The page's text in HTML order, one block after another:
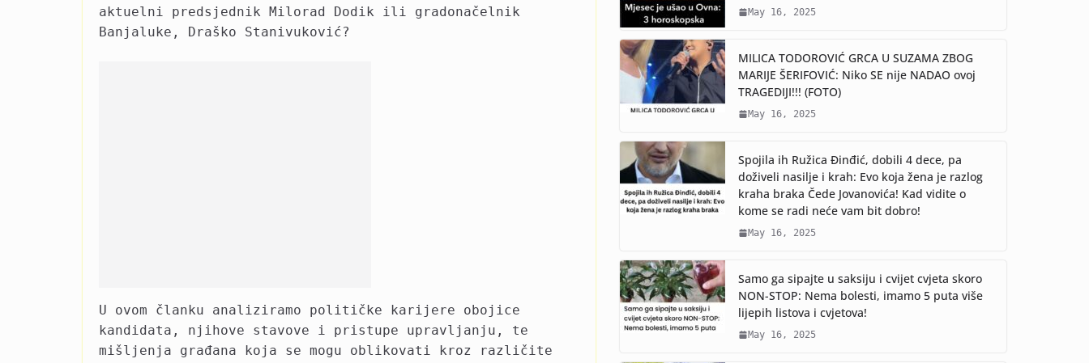
aktuelni predsjednik Milorad Dodik ili gradonačelnik
Banjaluke, Draško Stanivuković?
U ovom članku analiziramo političke karijere obojice
kandidata, njihove stavove i pristupe upravljanju, te
mišljenja građana koja se mogu oblikovati kroz različite
May 16, 2025
MILICA TODOROVIĆ GRCA U SUZAMA ZBOG
MARIJE ŠERIFOVIĆ: Niko SE nije NADAO ovoj
TRAGEDIJI!!! (FOTO)
May 16, 2025
Spojila ih Ružica Đinđić, dobili 4 dece, pa
doživeli nasilje i krah: Evo koja žena je razlog
kraha braka Čede Jovanovića! Kad vidite o
kome se radi neće vam bit dobro!
May 16, 2025
Samo ga sipajte u saksiju i cvijet cvjeta skoro
NON-STOP: Nema bolesti, imamo 5 puta više
lijepih listova i cvjetova!
May 16, 2025